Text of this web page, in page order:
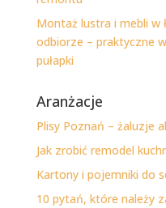
Montaż lustra i mebli w
odbiorze – praktyczne
pułapki
Aranżacje
Plisy Poznań – żaluzje
Jak zrobić remodel
Kartony i pojemniki do
10 pytań, które należy